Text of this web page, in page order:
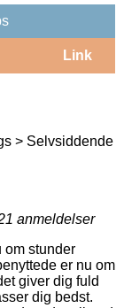
Link
> Selvsiddende
anmeldelser
om stunder
er nu om
giver dig fuld
dig bedst.